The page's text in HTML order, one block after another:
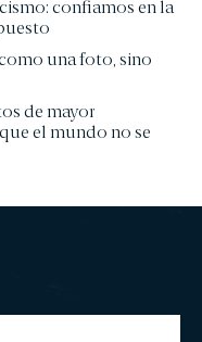
confiamos en la
una foto, sino
de mayor
el mundo no se